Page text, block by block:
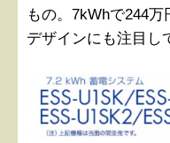
もの。7kWhで244
デザインにも注目し